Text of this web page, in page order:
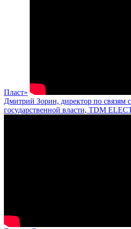
Пласт»
Дмитрий Зорин, директор по связям
государственной власти, TDM